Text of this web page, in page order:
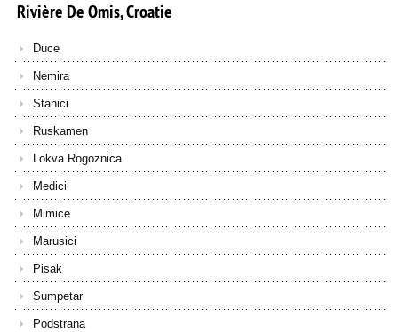
RivièreDeOmis,Croatie
Duce
Nemira
Stanici
Ruskamen
Lokva Rogoznica
Medici
Mimice
Marusici
Pisak
Sumpetar
Podstrana